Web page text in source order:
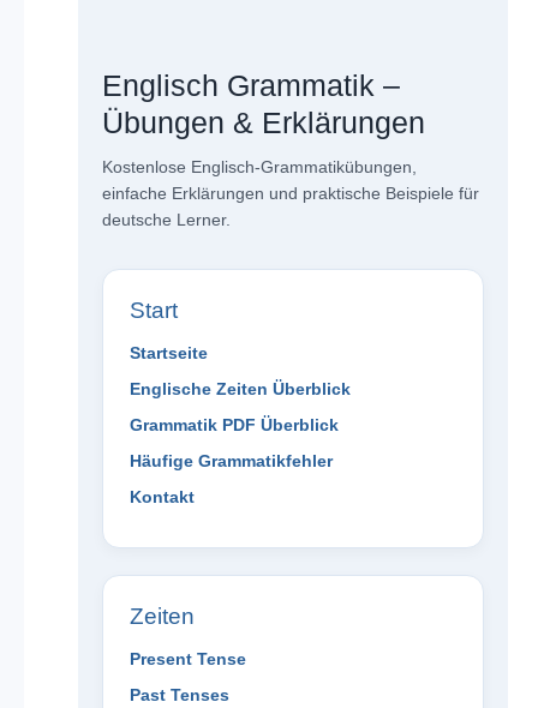
Englisch Grammatik –
Übungen & Erklärungen
Kostenlose Englisch-Grammatikübungen,
einfache Erklärungen und praktische Beispiele für
deutsche Lerner.
Start
Startseite
Englische Zeiten Überblick
Grammatik PDF Überblick
Häufige Grammatikfehler
Kontakt
Zeiten
Present Tense
Past Tenses